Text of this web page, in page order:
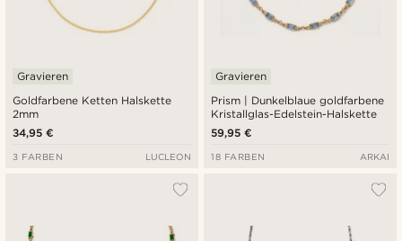
Goldfarbene Ketten Halskette
2mm
Gravieren
34,95 €
3 FARBEN LUCLEON
Prism | Dunkelblaue goldfarbene
Kristallglas-Edelstein-Halskette
Gravieren
59,95 €
18 FARBEN ARKAI